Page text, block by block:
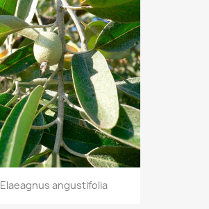
Elaeagnus angustifolia